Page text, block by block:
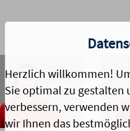
Herzlich willkommen!
Sie optimal zu gestalten
verbessern, verwenden
wir Ihnen das